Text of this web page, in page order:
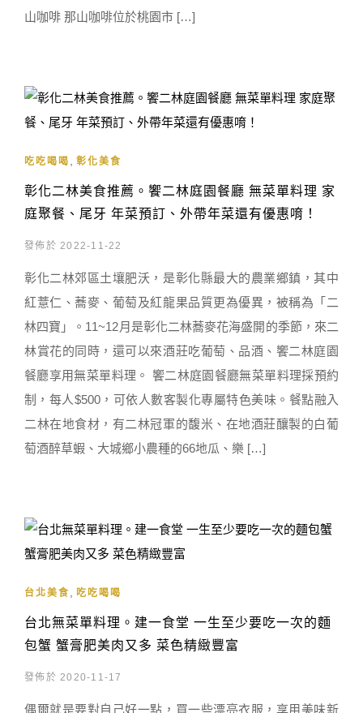
山咖啡 那山咖啡位於桃園市 […]
吃吃喝喝 彰化美食
彰化二林美食推薦。饗二林庭園餐廳 無菜單料理 家
庭聚餐、尾牙 年菜預訂、外帶年菜還有優惠唷！
發佈於 2022-11-22
彰化二林郊區土壤肥沃，是彰化縣最大的農業鄉鎮，其中
紅薏仁、蕎麥、葡萄及紅龍果品質更為優異，被稱為「二
林四寶」。11~12月是彰化二林蕎麥花海盛開的季節，來二
林賞花的同時，還可以來酒莊吃葡萄、品酒、饗二林庭園
餐廳享用無菜單料理。 饗二林庭園餐廳無菜單料理採預約
制，每人$500，可依人數客製化專屬特色美味。餐點融入
二林在地食材，有二林冠軍的馥米、在地酒莊釀製的白葡
萄酒醉草蝦、大城鄉小農種的66地瓜、樂 […]
台北美食 吃吃喝喝
台北無菜單料理。建一食堂 一生至少要吃一次的麵
包蟹 蟹膏肥美肉又多 菜色精緻豐富
發佈於 2020-11-17
偶爾就是要對自己好一點，買一些漂亮衣服，享用美味新